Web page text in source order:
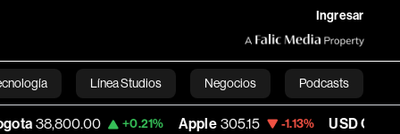
Ingresar
Línea Studios Negocios Podcasts
English+0.21% Apple 305.15 -1.13% USD COP 3,232.96